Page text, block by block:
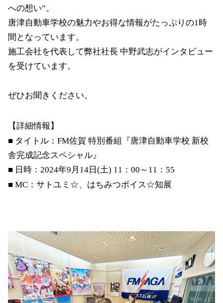
への想い”。
唐津自動車学校の魅力やお得な情報がたっぷりの1時
間となっています。
施工会社を代表して弊社社長 中野武志がインタビュー
を受けています。
ぜひお聞きください。
【詳細情報】
■ タイトル：FM佐賀 特別番組『唐津自動車学校 新校
舎完成記念スペシャル』
■ 日時：2024年9月14日(土) 11：00～11：55
■ MC：サトユミ☆、はちみつボイス☆知展